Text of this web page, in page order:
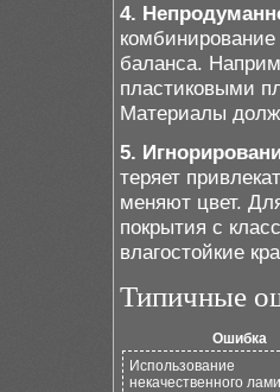
4.
баланса.
пластиковыми
Материалы
5.
теряет
меняют цвет.
покрытия с
влагостойкие
Типичные
Ошибка
Использование
некачественного